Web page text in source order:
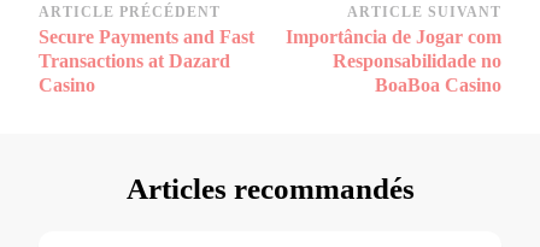
Navigation
d’article
ARTICLE PRÉCÉDENT
Secure Payments and Fast
Transactions at Dazard
Casino
ARTICLE SUIVANT
Importância de Jogar com
Responsabilidade no
BoaBoa Casino
Articles recommandés